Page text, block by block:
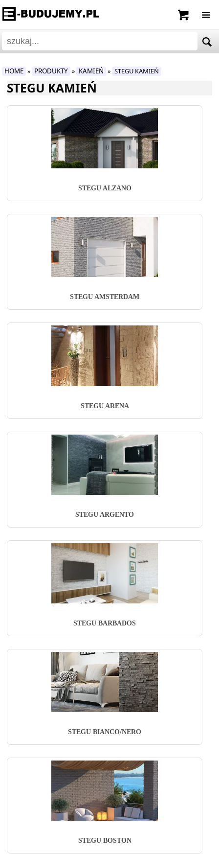
HOME » PRODUKTY » KAMIEŃ » STEGU KAMIEŃ
STEGU KAMIEŃ
STEGU ALZANO
STEGU AMSTERDAM
STEGU ARENA
STEGU ARGENTO
STEGU BARBADOS
STEGU BIANCO/NERO
STEGU BOSTON